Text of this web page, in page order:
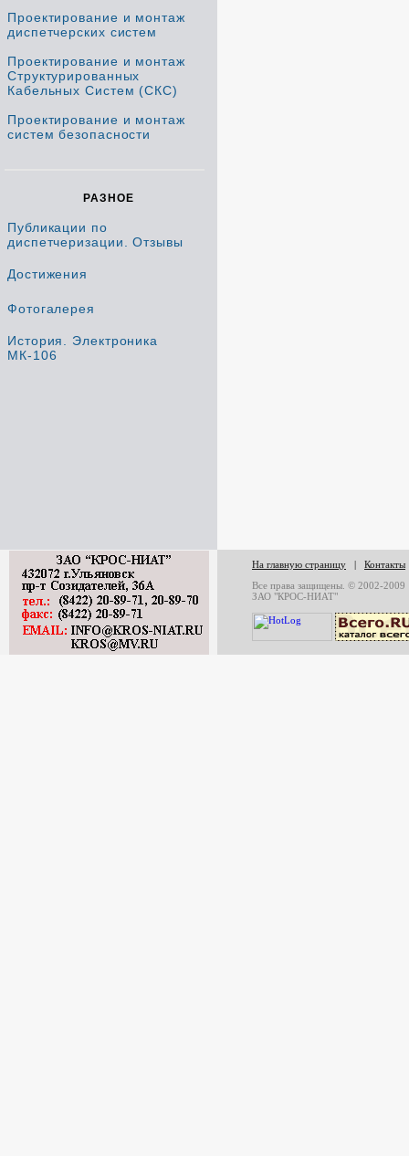
Проектирование и монтаж
диспетчерских систем
Проектирование и монтаж
Структурированных
Кабельных Систем (СКС)
Проектирование и монтаж
систем безопасности
РАЗНОЕ
Публикации по
диспетчеризации. Отзывы
Достижения
Фотогалерея
История. Электроника
МК-106
На главную страницу | Контакты
Все права защищены. © 2002-2009
ЗАО "КРОС-НИАТ"